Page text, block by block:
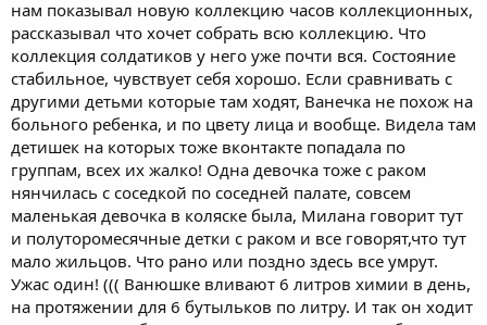
нам показывал новую коллекцию часов коллекционных,
рассказывал что хочет собрать всю коллекцию. Что
коллекция солдатиков у него уже почти вся. Состояние
стабильное, чувствует себя хорошо. Если сравнивать с
другими детьми которые там ходят, Ванечка не похож на
больного ребенка, и по цвету лица и вообще. Видела там
детишек на которых тоже вконтакте попадала по
группам, всех их жалко! Одна девочка тоже с раком
нянчилась с соседкой по соседней палате, совсем
маленькая девочка в коляске была, Милана говорит тут
и полуторомесячные детки с раком и все говорят,что тут
мало жильцов. Что рано или поздно здесь все умрут.
Ужас один! ((( Ванюшке вливают 6 литров химии в день,
на протяжении для 6 бутыльков по литру. И так он ходит